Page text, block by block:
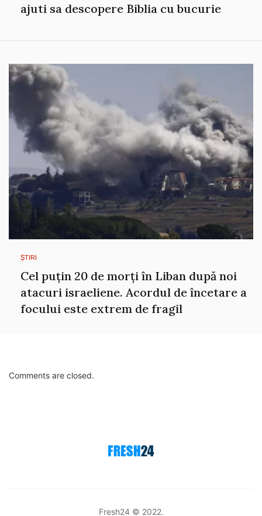
ajuti sa descopere Biblia cu bucurie
ȘTIRI
Cel puțin 20 de morți în Liban după noi
atacuri israeliene. Acordul de încetare a
focului este extrem de fragil
Comments are closed.
Fresh24 © 2022.